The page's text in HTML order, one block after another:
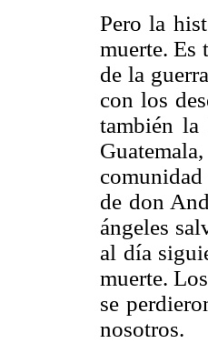
Pero la
muerte. Es
de la
con los
también la
de don
ángeles
al día
muerte.
se
nosotros.